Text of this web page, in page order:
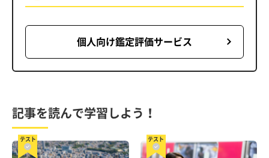
個人向け鑑定評価サービス
記事を読んで学習しよう！
テスト テスト